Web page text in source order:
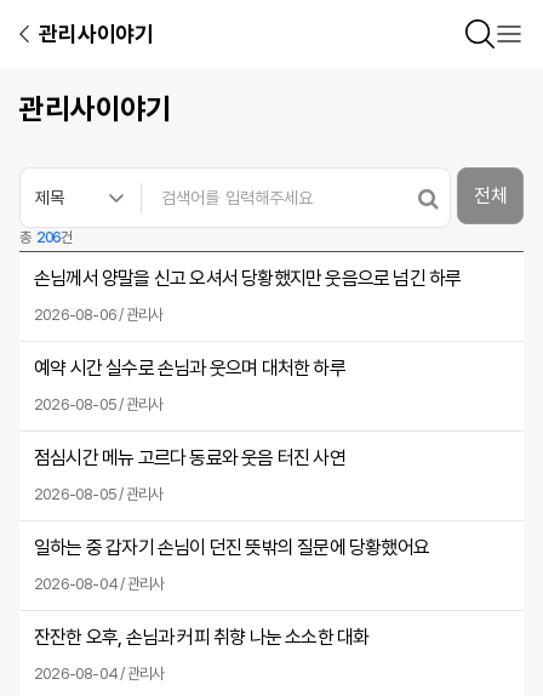
관리사이야기
관리사이야기
총 206건
전체
손님께서 양말을 신고 오셔서 당황했지만 웃음으로 넘긴 하루
2026-08-06 / 관리사
예약 시간 실수로 손님과 웃으며 대처한 하루
2026-08-05 / 관리사
점심시간 메뉴 고르다 동료와 웃음 터진 사연
2026-08-05 / 관리사
일하는 중 갑자기 손님이 던진 뜻밖의 질문에 당황했어요
2026-08-04 / 관리사
잔잔한 오후, 손님과 커피 취향 나눈 소소한 대화
2026-08-04 / 관리사